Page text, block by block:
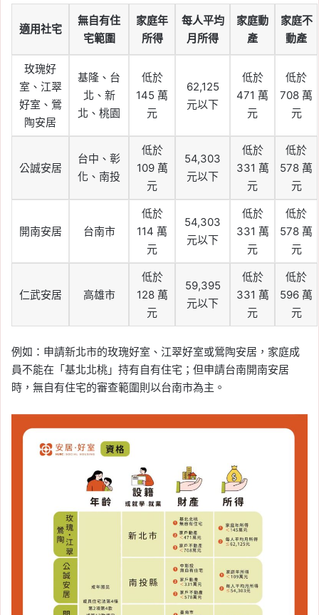
適用社宅
無自有住
宅範圍
家庭年
所得
每人平均
月所得
家庭動
產
家庭不
動產
玫瑰好
室、江翠
好室、鶯
陶安居
基隆、台
北、新
北、桃園
低於
145 萬
元
62,125
元以下
低於
471 萬
元
低於
708 萬
元
公誠安居
台中、彰
化、南投
低於
109 萬
元
54,303
元以下
低於
331 萬
元
低於
578 萬
元
開南安居 台南市
低於
114 萬
元
54,303
元以下
低於
331 萬
元
低於
578 萬
元
仁武安居 高雄市
低於
128 萬
元
59,395
元以下
低於
331 萬
元
低於
596 萬
元
例如：申請新北市的玫瑰好室、江翠好室或鶯陶安居，家庭成
員不能在「基北北桃」持有自有住宅；但申請台南開南安居
時，無自有住宅的審查範圍則以台南市為主。